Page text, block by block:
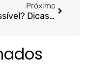
Próximo
É possível? Dicas e orientações de como juntar dinheiro! | Rádio CBN | Prof. Dr. Felipe Storch